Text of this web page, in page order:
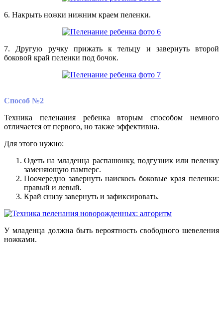
6. Накрыть ножки нижним краем пеленки.
7. Другую ручку прижать к тельцу и завернуть второй
боковой край пеленки под бочок.
Способ №2
Техника пеленания ребенка вторым способом немного
отличается от первого, но также эффективна.
Для этого нужно:
Одеть на младенца распашонку, подгузник или пеленку
заменяющую памперс.
Поочередно завернуть наискось боковые края пеленки:
правый и левый.
Край снизу завернуть и зафиксировать.
У младенца должна быть вероятность свободного шевеления
ножками.